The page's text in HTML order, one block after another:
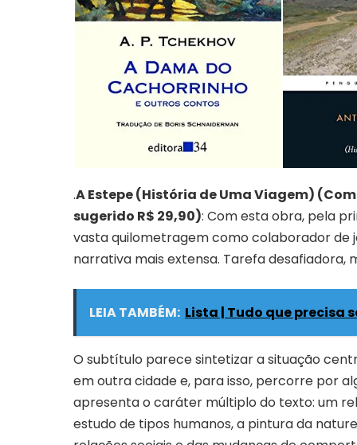
.A Estepe (História de Uma Viagem)
sugerido R$ 29,90): Com esta obra, pela
vasta quilometragem como colaborador de
narrativa mais extensa. Tarefa desafiadora,
LEIA TAMBÉM: Lista | Tudo que precisa
O subtítulo parece sintetizar a situação
em outra cidade e, para isso, percorre por
apresenta o caráter múltiplo do texto: um
estudo de tipos humanos, a pintura da